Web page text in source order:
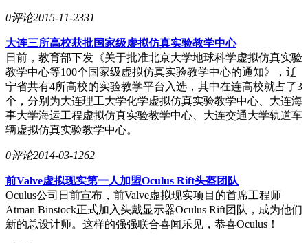
0评论2015-11-2331
大连三所高校获批国家级虚拟仿真实验教学中心
日前，教育部下发《关于批准北京大学地球科学虚拟仿真实验
教学中心等100个国家级虚拟仿真实验教学中心的通知》，辽
宁省共有4所高校的实验教学平台入选，其中在连高校就占了3
个，分别为大连理工大学化学虚拟仿真实验教学中心、大连海
事大学海运工程虚拟仿真实验教学中心、大连交通大学轨道车
辆虚拟仿真实验教学中心。
0评论2014-03-1262
前Valve虚拟现实第一人加盟Oculus Rift头盔团队
Oculus公司日前宣布，前Valve虚拟现实项目的首席工程师
Atman Binstock正式加入头戴显示器Oculus Rift团队，成为他们
新的总设计师。这样的强强联合喜闻乐见，恭喜Oculus！